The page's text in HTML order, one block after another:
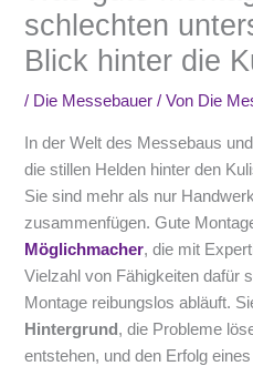
schlechten
Blick hinter die
/ Die Messebauer / Von Die
In der Welt des Messebaus
die stillen Helden hinter den
Sie sind mehr als nur
zusammenfügen. Gute
Möglichmacher, die mit
Vielzahl von Fähigkeiten dafür
Montage reibungslos abläuft.
Hintergrund , die Probleme
entstehen, und den Erfolg